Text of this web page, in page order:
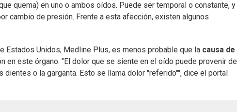
quema) en uno o ambos oídos. Puede ser temporal o constante, y
cambio de presión. Frente a esta afección, existen algunos
Estados Unidos, Medline Plus, es menos probable que la causa de
en este órgano. "El dolor que se siente en el oído puede provenir de
o la garganta. Esto se llama dolor "referido"", dice el portal